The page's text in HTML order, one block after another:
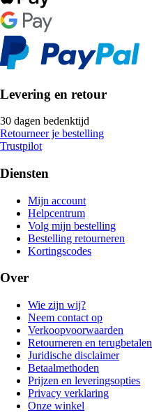
Levering en retour
30 dagen bedenktijd
Retourneer je bestelling
Trustpilot
Diensten
Mijn account
Helpcentrum
Volg mijn bestelling
Bestelling retourneren
Kortingscodes
Over
Wie zijn wij?
Neem contact op
Verkoopvoorwaarden
Retourneren en terugbetalen
Juridische disclaimer
Betaalmethoden
Prijzen en leveringsopties
Privacy verklaring
Onze winkel